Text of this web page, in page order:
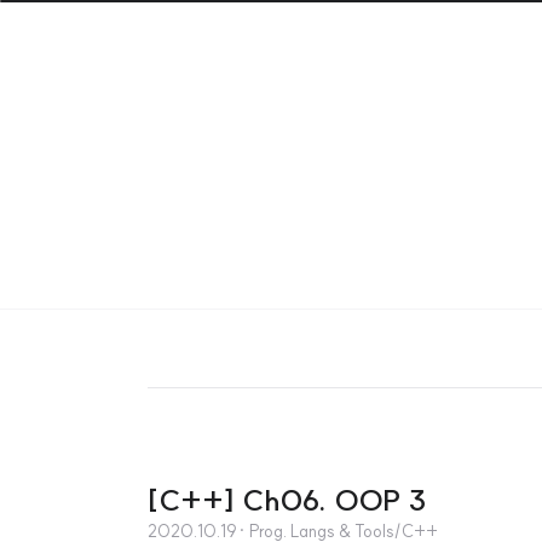
[C++] Ch06. OOP 3
2020.10.19 · Prog. Langs & Tools/C++